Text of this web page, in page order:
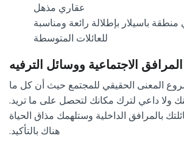
عقاري مذهل
باسيلار بإطلالة رائعة ومناسبة
للعائلات المتوسطة
المرافق الاجتماعية ووسائل الترفيه
المعنى الحقيقي للمجتمع حيث أن كل ما
ولا داعي لترك مكانك لتحصل على ما تريد.
بالمرافق الداخلية وستلهمك مذاق الحياة
هناك بالتأكيد.